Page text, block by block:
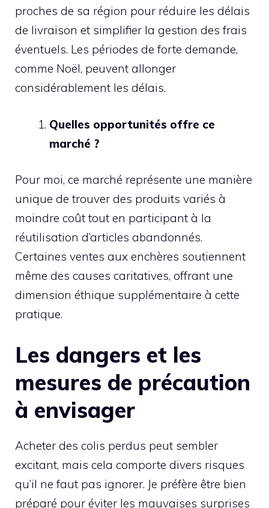
proches de sa région pour réduire les délais
de livraison et simplifier la gestion des frais
éventuels. Les périodes de forte demande,
comme Noël, peuvent allonger
considérablement les délais.
Quelles opportunités offre ce
marché ?
Pour moi, ce marché représente une manière
unique de trouver des produits variés à
moindre coût tout en participant à la
réutilisation d’articles abandonnés.
Certaines ventes aux enchères soutiennent
même des causes caritatives, offrant une
dimension éthique supplémentaire à cette
pratique.
Les dangers et les
mesures de précaution
à envisager
Acheter des colis perdus peut sembler
excitant, mais cela comporte divers risques
qu’il ne faut pas ignorer. Je préfère être bien
préparé pour éviter les mauvaises surprises